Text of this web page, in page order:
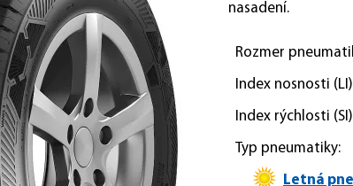
nasadení.
Rozmer
Index nosnosti
Index rýchlosti
Typ pneumatiky:
Letná